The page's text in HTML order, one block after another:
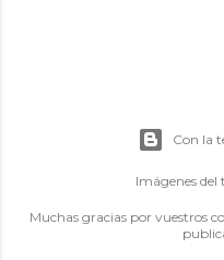
Con la
Imágenes del
Muchas gracias por vuestros